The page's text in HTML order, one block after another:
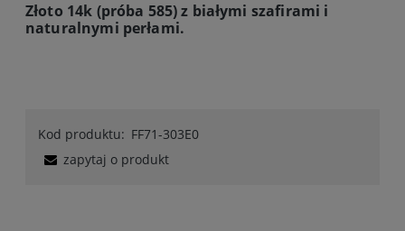
Złoto 14k (próba 585) z białymi szafirami i
naturalnymi perłami.
Kod produktu: FF71-303E0
zapytaj o produkt